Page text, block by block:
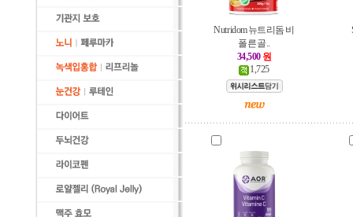
Nutridom 뉴트리돔 비
폴른 골..
34,500 원
1,725